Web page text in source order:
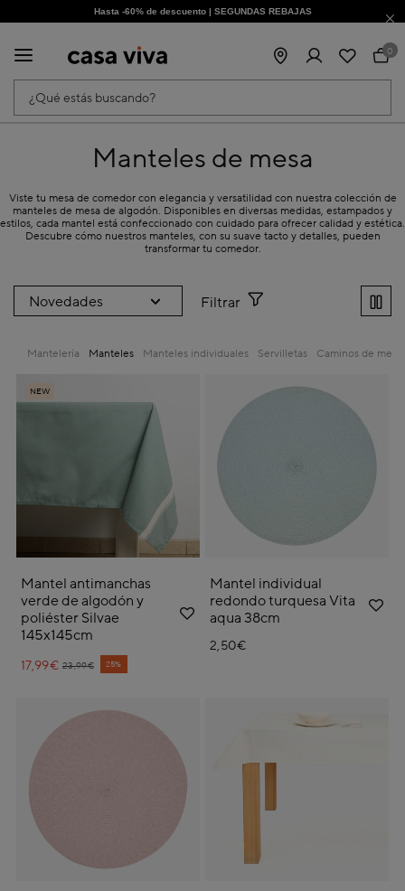
Hasta -60% de descuento | SEGUNDAS REBAJAS
¡Obtén un -10% extra al suscribirte ahora!
¿Qué estás buscando?
0
Manteles de mesa
Viste tu mesa de comedor con elegancia y versatilidad con nuestra colección de
manteles de mesa de algodón. Disponibles en diversas medidas, estampados y
estilos, cada mantel está confeccionado con cuidado para ofrecer calidad y estética.
Descubre cómo nuestros manteles, con su suave tacto y detalles, pueden
transformar tu comedor.
Filtrar
Mantelería Manteles Manteles individuales Servilletas Caminos de mesa
NEW
Mantel antimanchas
verde de algodón y
poliéster Silvae
145x145cm
Price reduced from
23,99€
to 25%
17,99€
Mantel individual
redondo turquesa Vita
aqua 38cm
2,50€